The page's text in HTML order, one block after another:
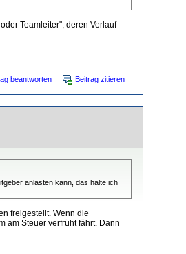
Teamleiter", deren Verlauf
beantworten Beitrag zitieren
anlasten kann, das halte ich
freigestellt. Wenn die
am Steuer verfrüht fährt. Dann